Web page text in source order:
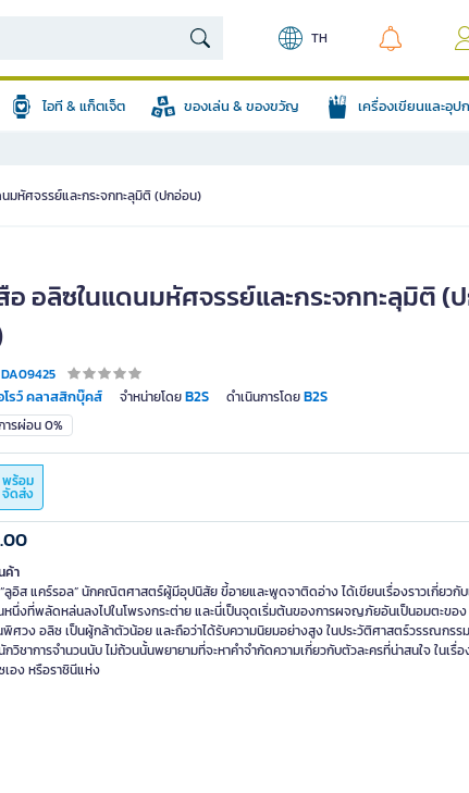
TH
ไอที & แก็ตเจ็ต ของเล่น & ของขวัญ เครื่องเขียนและอุ
มหัศจรรย์และกระจกทะลุมิติ (ปกอ่อน)
อลิซในแดนมหัศจรรย์และกระจกทะลุมิติ (
DA09425
โรว์ คลาสสิกบุ๊คส์ จำหน่ายโดยB2S ดำเนินการโดยB2S
ารผ่อน 0%
พร้อม
จัดส่ง
ค้า
“ลูอิส แคร์รอล” นักคณิตศาสตร์ผู้มีอุปนิสัย ขี้อายและพูดจาติดอ่าง ได้เขียนเรื่องราวเกี่ยว
นึ่งที่พลัดหล่นลงไปในโพรงกระต่าย และนี่เป็นจุดเริ่มต้นของการผจญภัยอันเป็นอมตะของ
ศวง อลิซ เป็นผู้กล้าตัวน้อย และถือว่าได้รับความนิยมอย่างสูง ในประวัติศาสตร์วรรณกรร
วิชาการจำนวนนับ ไม่ถ้วนนั้นพยายามที่จะหาคำจำกัดความเกี่ยวกับตัวละครที่น่าสนใจ ในเรื่อ
เอง หรือราชินีแห่ง